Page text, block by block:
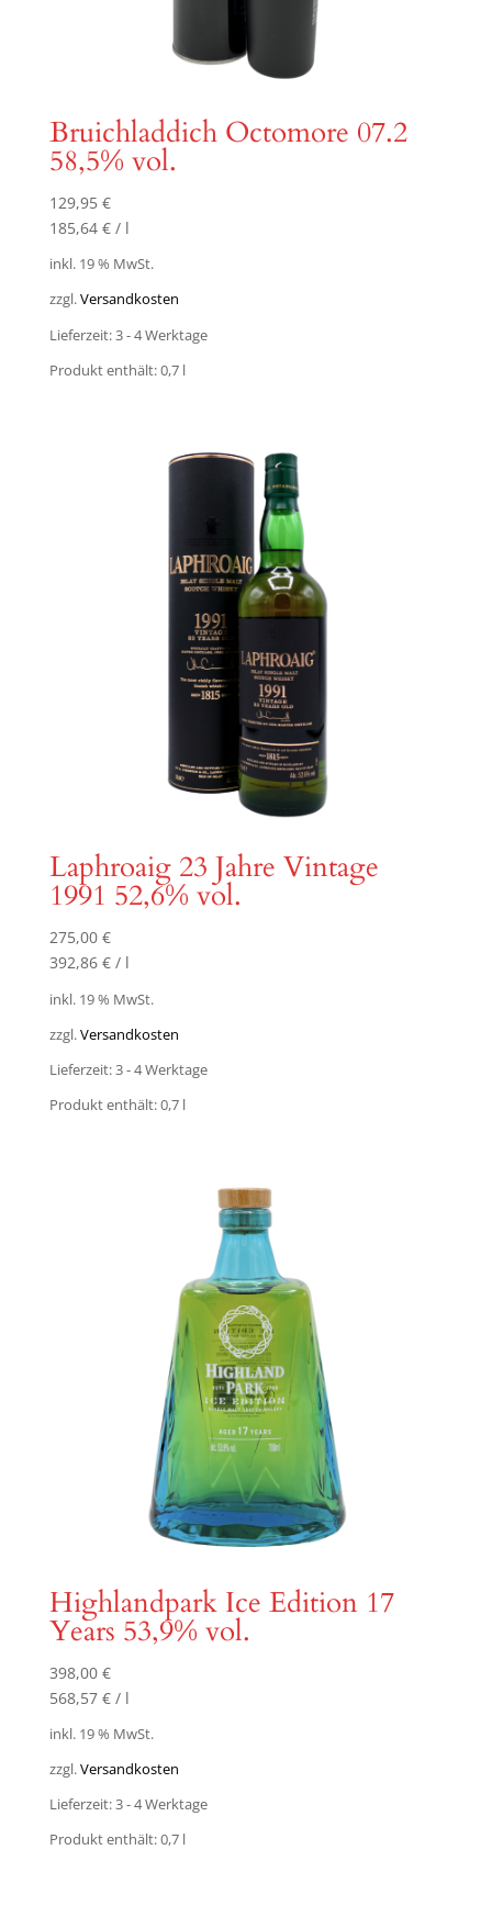
Bruichladdich Octomore 07.2
58,5% vol.
129,95 €
185,64 €/ l
inkl. 19 % MwSt.
zzgl.Versandkosten
Lieferzeit:3 - 4 Werktage
Produkt enthält: 0,7 l
Laphroaig 23 Jahre Vintage
1991 52,6% vol.
275,00 €
392,86 €/ l
inkl. 19 % MwSt.
zzgl.Versandkosten
Lieferzeit:3 - 4 Werktage
Produkt enthält: 0,7 l
Highlandpark Ice Edition 17
Years 53,9% vol.
398,00 €
568,57 €/ l
inkl. 19 % MwSt.
zzgl.Versandkosten
Lieferzeit:3 - 4 Werktage
Produkt enthält: 0,7 l